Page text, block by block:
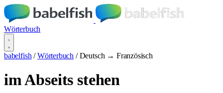
Wörterbuch
babelfish / Wörterbuch / Deutsch → Französisch
im Abseits stehen